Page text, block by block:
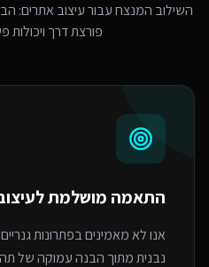
השילוב המנצח עבורעיצוב אתרים:
פורצת דרך ויכולות
התאמה מושלמת ל
אנו לא מאמינים בפתרונות
נבנית מתוך הבנה עמוקה של